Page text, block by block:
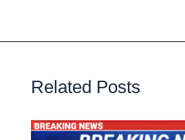
Related Posts